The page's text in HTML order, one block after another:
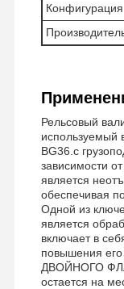
Все Случаи
Части
рельсовые
Подшипник
Передняя
цепная
Цепочка
Конфигурация
Рельсовый
используемый
BG36.с
зависимости
является
обеспечивая
Одной из
является
включает в
повышения его
ДВОЙНОГО
остается на